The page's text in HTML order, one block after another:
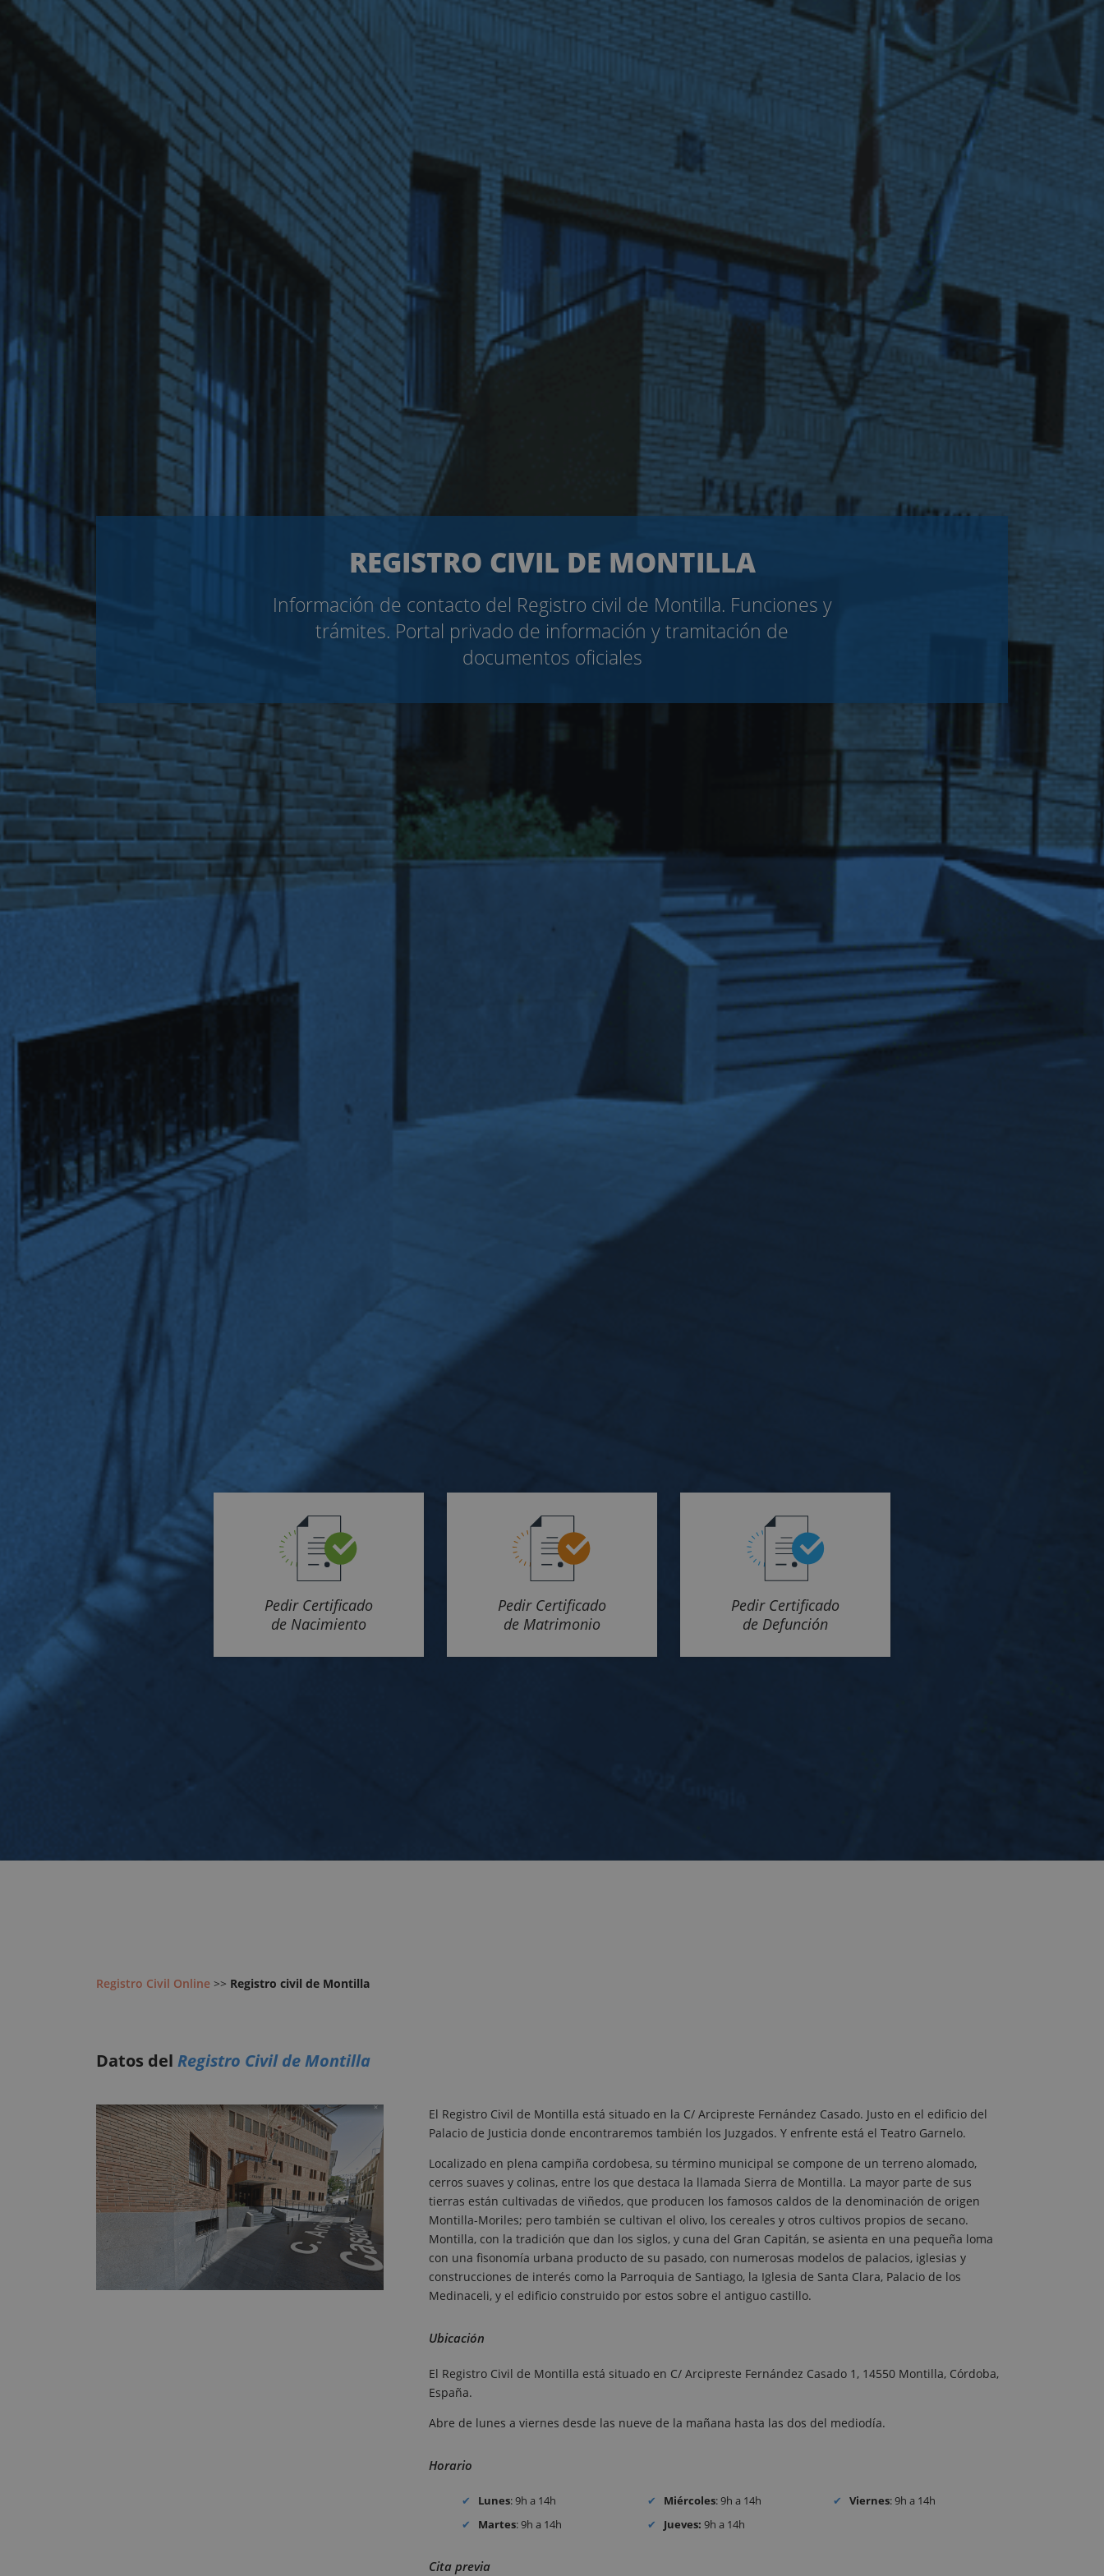
REGISTRO CIVIL DE MONTILLA
Información de contacto del Registro civil de Montilla. Funciones y
trámites. Portal privado de información y tramitación de
documentos oficiales
Pedir Certificado
de Nacimiento
Pedir Certificado
de Matrimonio
Pedir Certificado
de Defunción
Registro Civil Online >> Registro civil de Montilla
Datos del Registro Civil de Montilla
El Registro Civil de Montilla está situado en la C/ Arcipreste Fernández Casado. Justo en el edificio del
Palacio de Justicia donde encontraremos también los Juzgados. Y enfrente está el Teatro Garnelo.
Localizado en plena campiña cordobesa, su término municipal se compone de un terreno alomado,
cerros suaves y colinas, entre los que destaca la llamada Sierra de Montilla. La mayor parte de sus
tierras están cultivadas de viñedos, que producen los famosos caldos de la denominación de origen
Montilla-Moriles; pero también se cultivan el olivo, los cereales y otros cultivos propios de secano.
Montilla, con la tradición que dan los siglos, y cuna del Gran Capitán, se asienta en una pequeña loma
con una fisonomía urbana producto de su pasado, con numerosas modelos de palacios, iglesias y
construcciones de interés como la Parroquia de Santiago, la Iglesia de Santa Clara, Palacio de los
Medinaceli, y el edificio construido por estos sobre el antiguo castillo.
Ubicación
El Registro Civil de Montilla está situado en C/ Arcipreste Fernández Casado 1, 14550 Montilla, Córdoba,
España.
Abre de lunes a viernes desde las nueve de la mañana hasta las dos del mediodía.
Horario
Lunes: 9h a 14h
Martes: 9h a 14h
Miércoles: 9h a 14h
Jueves: 9h a 14h
Viernes: 9h a 14h
Cita previa